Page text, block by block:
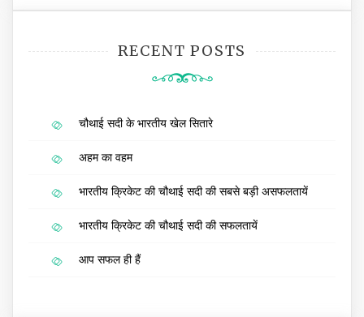
RECENT POSTS
चौथाई सदी के भारतीय खेल सितारे
अहम का वहम
भारतीय क्रिकेट की चौथाई सदी की सबसे बड़ी असफलतायें
भारतीय क्रिकेट की चौथाई सदी की सफलतायें
आप सफल ही हैं